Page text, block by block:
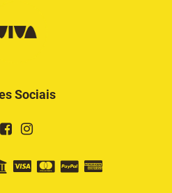
Sociais